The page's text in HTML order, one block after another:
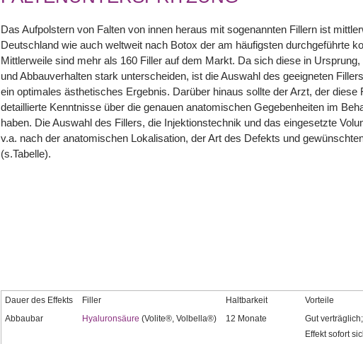
Das Aufpolstern von Falten von innen heraus mit sogenannten Fillern ist
Deutschland wie auch weltweit nach Botox der am häufigsten durchgeführte
Mittlerweile sind mehr als 160 Filler auf dem Markt. Da sich diese in
und Abbauverhalten stark unterscheiden, ist die Auswahl des geeigneten
ein optimales ästhetisches Ergebnis. Darüber hinaus sollte der Arzt, der diese
detaillierte Kenntnisse über die genauen anatomischen Gegebenheiten im
haben. Die Auswahl des Fillers, die Injektionstechnik und das eingesetzte
v.a. nach der anatomischen Lokalisation, der Art des Defekts und
(s.Tabelle).
Dauer des Effekts Filler Haltbarkeit Vorteile
Abbaubar
Hyaluronsäure (Volite®, Volbella®) 12 Monate
Gut verträglich;
Effekt sofort